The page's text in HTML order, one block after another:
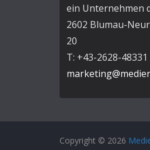
ein Unternehmen
2602 Blumau-
20
T: +43-2628-48331
Copyright © 2026